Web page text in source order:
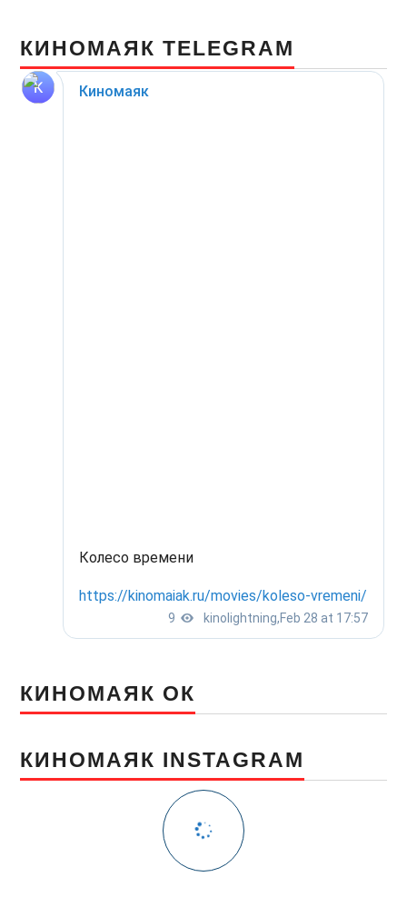
КИНОМАЯК TELEGRAM
КИНОМАЯК ОК
КИНОМАЯК INSTAGRAM